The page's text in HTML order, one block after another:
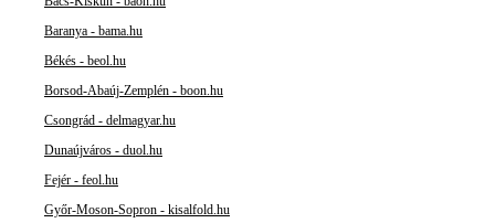
Baranya - bama.hu
Békés - beol.hu
Borsod-Abaúj-Zemplén - boon.hu
Csongrád - delmagyar.hu
Dunaújváros - duol.hu
Fejér - feol.hu
Győr-Moson-Sopron - kisalfold.hu